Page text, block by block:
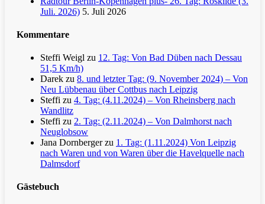
Juli. 2026) 5. Juli 2026
Kommentare
Steffi Weigl zu 12. Tag: Von Bad Düben nach Dessau
51,5 Km/h)
Darek zu 8. und letzter Tag: (9. November 2024) – Von
Neu Lübbenau über Cottbus nach Leipzig
Steffi zu 4. Tag: (4.11.2024) – Von Rheinsberg nach
Wandlitz
Steffi zu 2. Tag: (2.11.2024) – Von Dalmhorst nach
Neuglobsow
Jana Dornbergerzu 1. Tag: (1.11.2024) Von Leipzig
nach Waren und von Waren über die Havelquelle nach
Dalmsdorf
Gästebuch